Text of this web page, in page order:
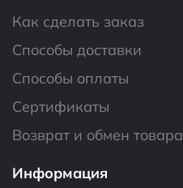
Как сделать заказ
Способы доставки
Способы оплаты
Сертификаты
Возврат и обмен товара
Информация